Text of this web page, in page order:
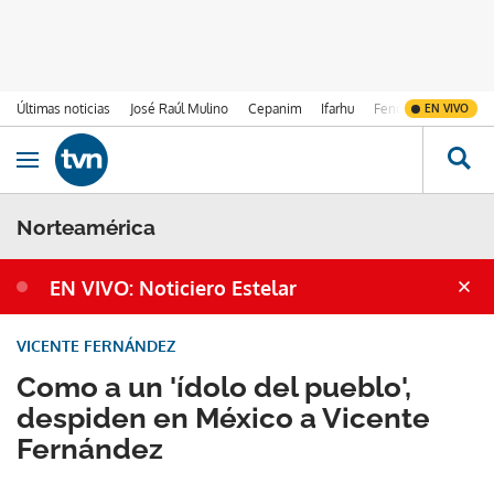
Últimas noticias José Raúl Mulino Cepanim Ifarhu Fenómeno de El
EN VIVO
Ir al contenido
Obrir navegació
Norteamérica
EN VIVO: Noticiero Estelar
Como a un 'ídolo del pueblo',
despiden en México a Vicente
Fernández
VICENTE FERNÁNDEZ